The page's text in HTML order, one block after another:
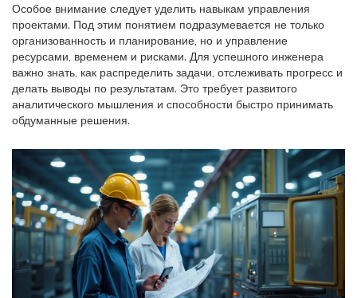
Особое внимание следует уделить навыкам управления
проектами. Под этим понятием подразумевается не только
организованность и планирование, но и управление
ресурсами, временем и рисками. Для успешного инженера
важно знать, как распределить задачи, отслеживать прогресс и
делать выводы по результатам. Это требует развитого
аналитического мышления и способности быстро принимать
обдуманные решения.